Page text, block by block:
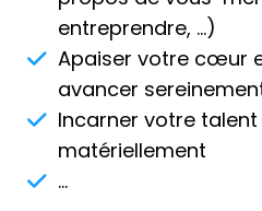
dans des cases, de nous
certaine manière, mais
notre voix intérieure.
C’est ce qui m’est arrivé.
moment, à autre chose. Un
conduit à tout plaquer :
partir en Nouvelle‑Zélande.
entreprendre, ...)
Apaiser votre cœur
avancer
Incarner votre
matériellement
...